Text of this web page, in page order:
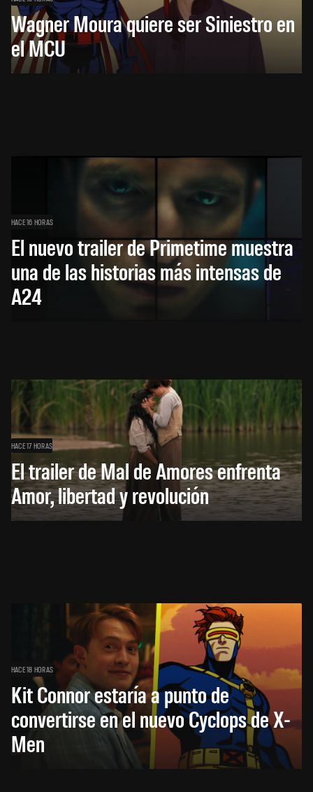
Wagner Moura quiere ser Siniestro en
el MCU
HACE 16 HORAS
El nuevo trailer de Primetime muestra
una de las historias más intensas de
A24
HACE 17 HORAS
El trailer de Mal de Amores enfrenta
Amor, libertad y revolución
HACE 18 HORAS
Kit Connor estaría a punto de
convertirse en el nuevo Cyclops de X-
Men